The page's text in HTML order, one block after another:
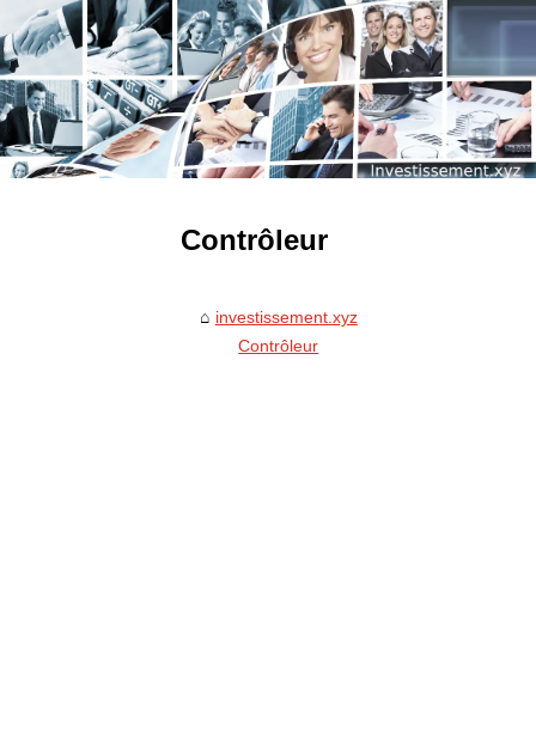
Contrôleur
investissement.xyz
Contrôleur